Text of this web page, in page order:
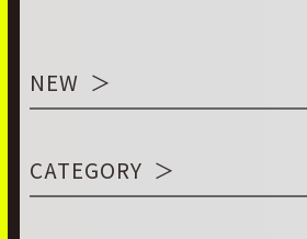
NEW
CATEGORY